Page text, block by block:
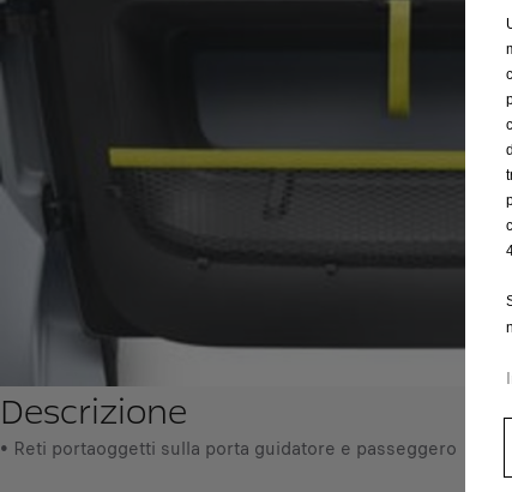
Descrizione
• Reti portaoggetti sulla porta guidatore e passeggero